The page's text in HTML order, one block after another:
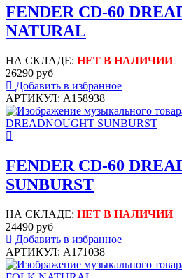
FENDER CD-60
NATURAL
НА СКЛАДЕ: НЕТ В НАЛИЧИИ
26290 руб
Добавить в избранное
АРТИКУЛ: A158938
FENDER CD-60
SUNBURST
НА СКЛАДЕ: НЕТ В НАЛИЧИИ
24490 руб
Добавить в избранное
АРТИКУЛ: A171038